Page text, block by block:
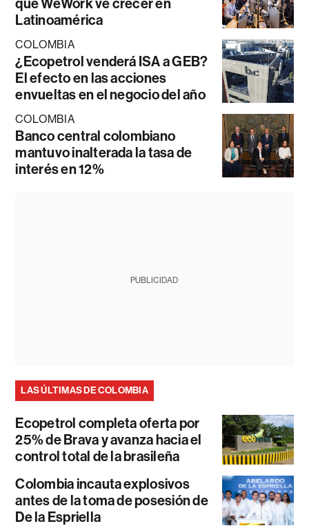
Latinoamérica
COLOMBIA
¿Ecopetrol venderá ISA a GEB?
El efecto en las acciones
envueltas en el negocio del año
COLOMBIA
Banco central colombiano
mantuvo inalterada la tasa de
interés en 12%
PUBLICIDAD
LAS ÚLTIMAS DE COLOMBIA
Ecopetrol completa oferta por
25% de Brava y avanza hacia el
control total de la brasileña
Colombia incauta explosivos
antes de la toma de posesión de
De la Espriella